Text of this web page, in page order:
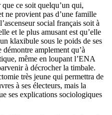
ce soit quelqu’un qui,
ne provient pas d’une famille
social français soit à
et le plus amusant est qu’elle
klaxibule sous le poids de ses
amplement qu’à
même en loupant l’ENA
à décrocher la timbale.
très jeune qui permettra de
à ses électeurs, mais la
ses explications sociologiques